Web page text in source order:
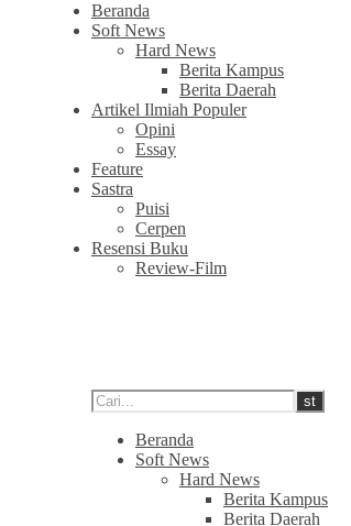
Beranda
Soft News
Hard News
Berita Kampus
Berita Daerah
Artikel Ilmiah Populer
Opini
Essay
Feature
Sastra
Puisi
Cerpen
Resensi Buku
Review-Film
Beranda
Soft News
Hard News
Berita Kampus
Berita Daerah